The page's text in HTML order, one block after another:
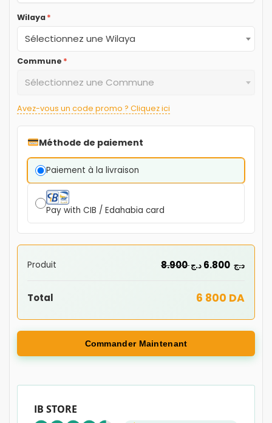
Wilaya*
Sélectionnez une Wilaya
Commune *
Sélectionnez une Commune
Avez-vous un code promo ? Cliquez ici
Méthode de paiement
Paiement à la livraison
Pay with CIB / Edahabia card
Produit 8.900 د.ج 6.800 د.ج
Total 6 800 DA
Commander Maintenant
IB STORE